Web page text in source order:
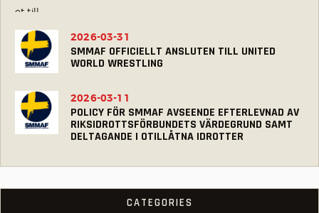
SMMAF OFFICIELLT ANSLUTEN TILL UNITED
WORLD WRESTLING
2026-03-31
POLICY FÖR SMMAF AVSEENDE EFTERLEVNAD AV
RIKSIDROTTSFÖRBUNDETS VÄRDEGRUND SAMT
DELTAGANDE I OTILLÅTNA IDROTTER
2026-03-11
CATEGORIES